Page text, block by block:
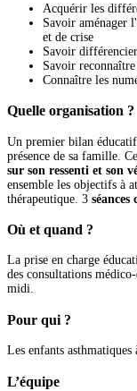
Acquérir les
Savoir aménager
et de crise
Savoir
Savoir
Connaître les
Quelle organisation ?
Un premier bilan
présence de sa famille.
sur son ressenti et son
ensemble les objectifs à
thérapeutique. 3 séances
Où et quand ?
La prise en charge
des consultations
midi.
Pour qui ?
Les enfants
L’équipe